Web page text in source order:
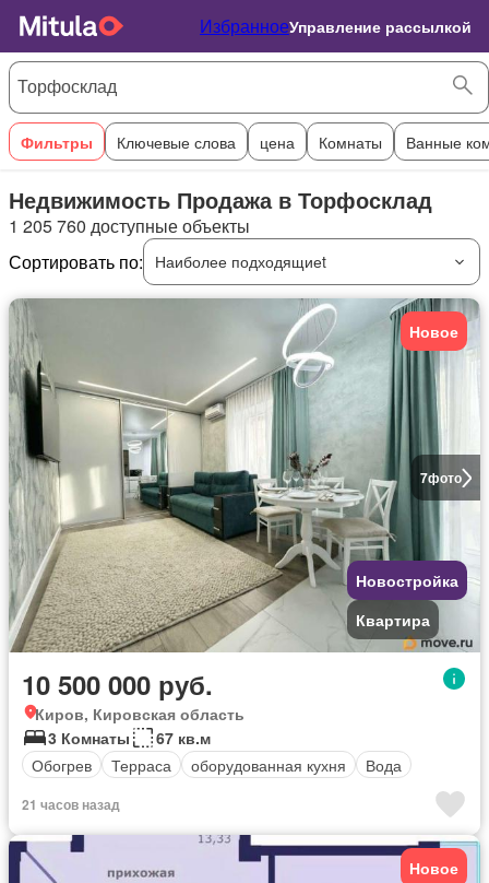
ИзбранноеУправление рассылкой
Фильтры Ключевые слова цена Комнаты Ванные
Недвижимость Продажа в Торфосклад
1 205 760 доступные объекты
Сортировать по:
Наиболее подходящиеt
7фото
Новое
Новостройка
Квартира
10 500 000 руб.
Киров, Кировская область
3 Комнаты
67 кв.м
Обогрев
Терраса оборудованная кухня Вода
21 часов назад
Новое